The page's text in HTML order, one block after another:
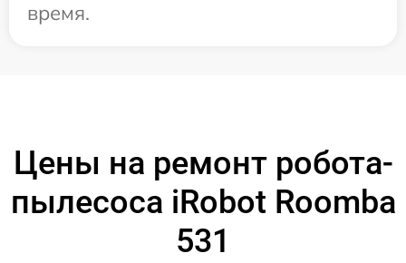
время.
Цены на ремонт робота-
пылесоса iRobot Roomba
531